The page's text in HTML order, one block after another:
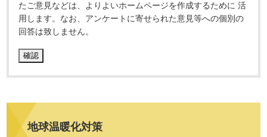
たご意見などは、よりよいホームページを作成するために 活
用します。なお、アンケートに寄せられた意見等への個別の
回答は致しません。
地球温暖化対策